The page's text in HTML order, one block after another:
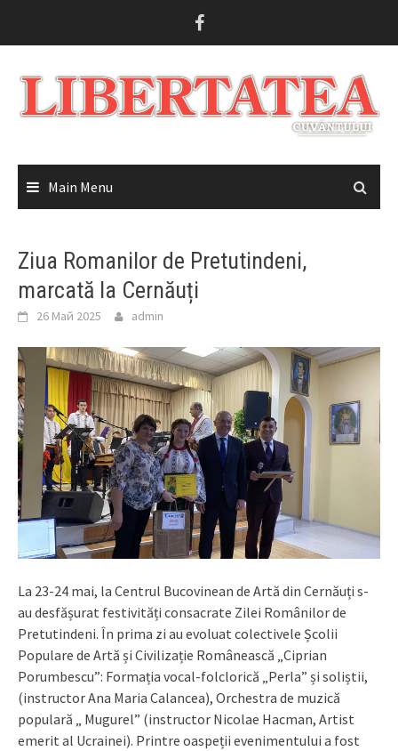
Main Menu
Ziua Romanilor de Pretutindeni,
marcată la Cernăuți
26 Май 2025 admin
La 23-24 mai, la Centrul Bucovinean de Artă din Cernăuți s-
au desfășurat festivități consacrate Zilei Românilor de
Pretutindeni. În prima zi au evoluat colectivele Școlii
Populare de Artă și Civilizație Românească „Ciprian
Porumbescu”: Formația vocal-folclorică „Perla” și soliștii,
(instructor Ana Maria Calancea), Orchestra de muzică
populară „ Mugurel” (instructor Nicolae Hacman, Artist
emerit al Ucrainei). Printre oaspeții evenimentului a fost